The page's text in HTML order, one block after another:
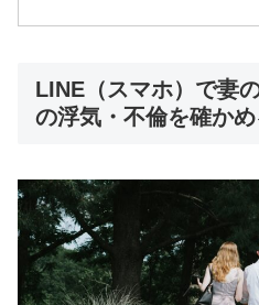
LINE（スマホ）で妻
の浮気・不倫を確か